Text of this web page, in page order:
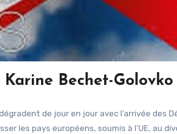
Karine Bechet-Golovko
de jour en jour avec l’arrivée des
les pays européens, soumis à l’UE, au